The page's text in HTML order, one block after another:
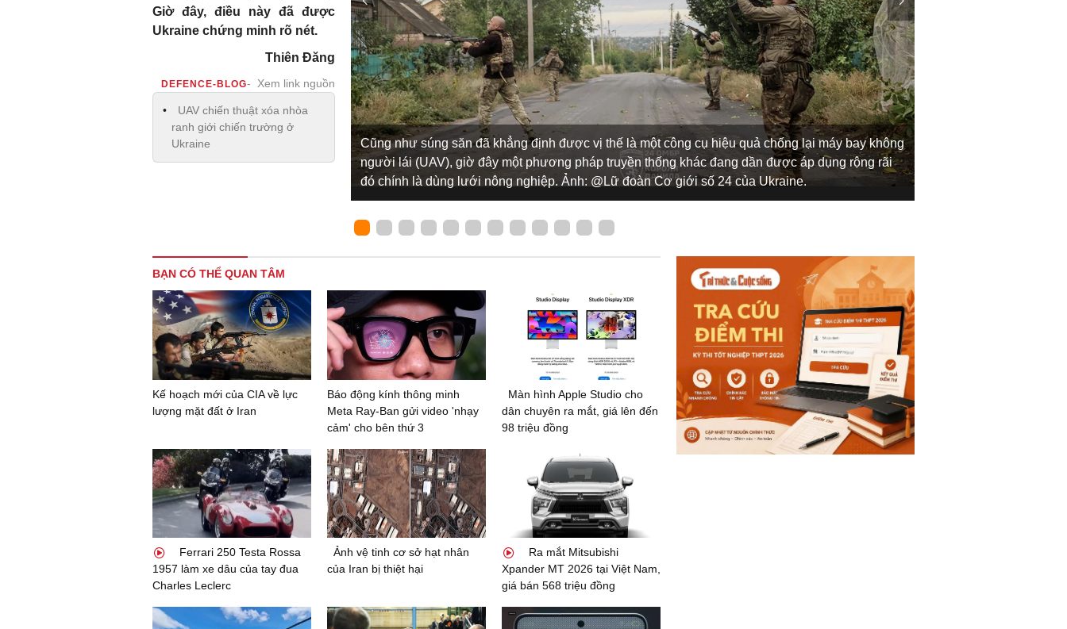
Giờ đây, điều này đã được
Ukraine chứng minh rõ nét.
Thiên Đăng
DEFENCE-BLOG Xem link nguồn
UAV chiến thuật xóa nhòa
ranh giới chiến trường ở
Ukraine
Cũng như súng săn đã khẳng định được vị thế là một công cụ hiệu quả chống lại máy bay không
người lái (UAV), giờ đây một phương pháp truyền thống khác đang dần được áp dụng rộng rãi
đó chính là dùng lưới nông nghiệp. Ảnh: @Lữ đoàn Cơ giới số 24 của Ukraine.
BẠN CÓ THỂ QUAN TÂM
Kế hoạch mới của CIA về lực
lượng mặt đất ở Iran
Báo động kính thông minh
Meta Ray-Ban gửi video 'nhạy
cảm' cho bên thứ 3
Màn hình Apple Studio cho
dân chuyên ra mắt, giá lên đến
98 triệu đồng
Ferrari 250 Testa Rossa
1957 làm xe dâu của tay đua
Charles Leclerc
Ảnh vệ tinh cơ sở hạt nhân
của Iran bị thiệt hại
Ra mắt Mitsubishi
Xpander MT 2026 tại Việt Nam,
giá bán 568 triệu đồng